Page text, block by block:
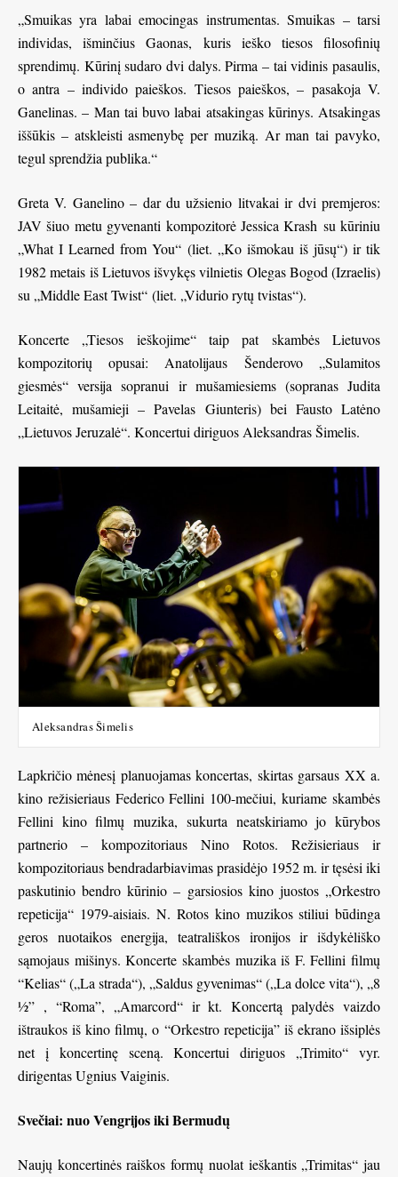
„Smuikas yra labai emocingas instrumentas. Smuikas – tarsi
individas, išminčius Gaonas, kuris ieško tiesos filosofinių
sprendimų. Kūrinį sudaro dvi dalys. Pirma – tai vidinis pasaulis,
o antra – individo paieškos. Tiesos paieškos, – pasakoja V.
Ganelinas. – Man tai buvo labai atsakingas kūrinys. Atsakingas
iššūkis – atskleisti asmenybę per muziką. Ar man tai pavyko,
tegul sprendžia publika.“
Greta V. Ganelino – dar du užsienio litvakai ir dvi premjeros:
JAV šiuo metu gyvenanti kompozitorė Jessica Krash su kūriniu
„What I Learned from You“ (liet. „Ko išmokau iš jūsų“) ir tik
1982 metais iš Lietuvos išvykęs vilnietis Olegas Bogod (Izraelis)
su „Middle East Twist“ (liet. „Vidurio rytų tvistas“).
Koncerte „Tiesos ieškojime“ taip pat skambės Lietuvos
kompozitorių opusai: Anatolijaus Šenderovo „Sulamitos
giesmės“ versija sopranui ir mušamiesiems (sopranas Judita
Leitaitė, mušamieji – Pavelas Giunteris) bei Fausto Latėno
„Lietuvos Jeruzalė“. Koncertui diriguos Aleksandras Šimelis.
Aleksandras Šimelis
Lapkričio mėnesį planuojamas koncertas, skirtas garsaus XX a.
kino režisieriaus Federico Fellini 100-mečiui, kuriame skambės
Fellini kino filmų muzika, sukurta neatskiriamo jo kūrybos
partnerio – kompozitoriaus Nino Rotos. Režisieriaus ir
kompozitoriaus bendradarbiavimas prasidėjo 1952 m. ir tęsėsi iki
paskutinio bendro kūrinio – garsiosios kino juostos „Orkestro
repeticija“ 1979-aisiais. N. Rotos kino muzikos stiliui būdinga
geros nuotaikos energija, teatrališkos ironijos ir išdykėliško
sąmojaus mišinys. Koncerte skambės muzika iš F. Fellini filmų
“Kelias“ („La strada“), „Saldus gyvenimas“ („La dolce vita“), „8
½” , “Roma”, „Amarcord“ ir kt. Koncertą palydės vaizdo
ištraukos iš kino filmų, o “Orkestro repeticija” iš ekrano išsiplės
net į koncertinę sceną. Koncertui diriguos „Trimito“ vyr.
dirigentas Ugnius Vaiginis.
Svečiai: nuo Vengrijos iki Bermudų
Naujų koncertinės raiškos formų nuolat ieškantis „Trimitas“ jau